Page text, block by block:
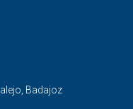
Badajoz